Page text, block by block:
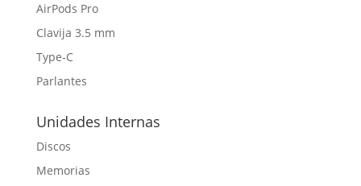
AirPods Pro
Clavija 3.5 mm
Type-C
Parlantes
Unidades Internas
Discos
Memorias